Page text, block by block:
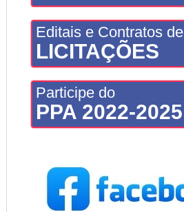
Editais e Contratos de
LICITAÇÕES
Participe do
PPA 2022-2025